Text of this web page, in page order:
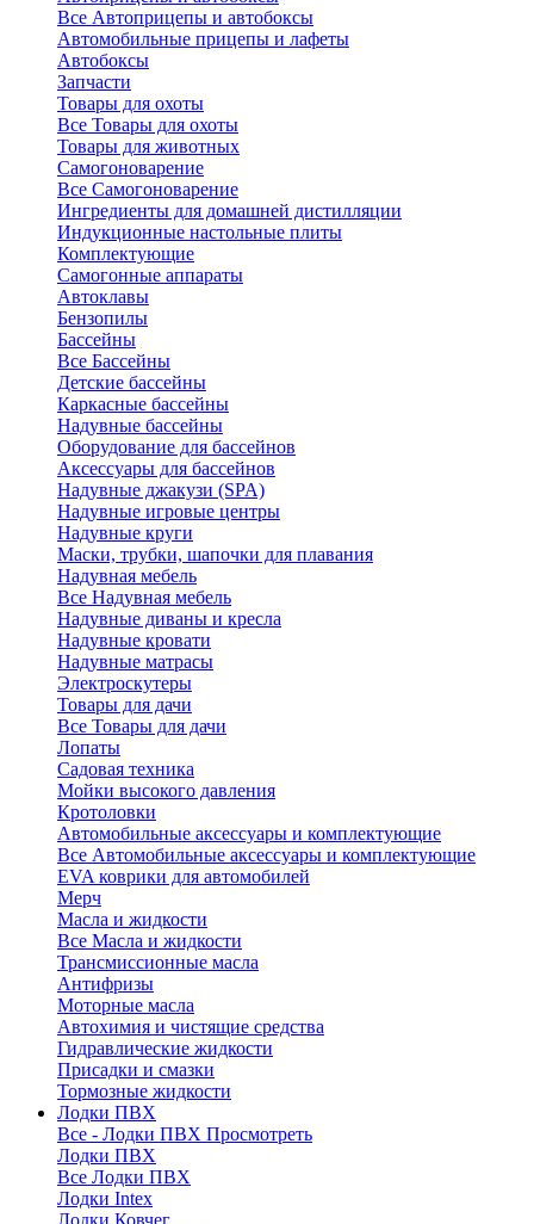
Все Автоприцепы и автобоксы
Автомобильные прицепы и лафеты
Автобоксы
Запчасти
Товары для охоты
Все Товары для охоты
Товары для животных
Самогоноварение
Все Самогоноварение
Ингредиенты для домашней дистилляции
Индукционные настольные плиты
Комплектующие
Самогонные аппараты
Автоклавы
Бензопилы
Бассейны
Все Бассейны
Детские бассейны
Каркасные бассейны
Надувные бассейны
Оборудование для бассейнов
Аксессуары для бассейнов
Надувные джакузи (SPA)
Надувные игровые центры
Надувные круги
Маски, трубки, шапочки для плавания
Надувная мебель
Все Надувная мебель
Надувные диваны и кресла
Надувные кровати
Надувные матрасы
Электроскутеры
Товары для дачи
Все Товары для дачи
Лопаты
Садовая техника
Мойки высокого давления
Кротоловки
Автомобильные аксессуары и комплектующие
Все Автомобильные аксессуары и комплектующие
EVA коврики для автомобилей
Мерч
Масла и жидкости
Все Масла и жидкости
Трансмиссионные масла
Антифризы
Моторные масла
Автохимия и чистящие средства
Гидравлические жидкости
Присадки и смазки
Тормозные жидкости
Лодки ПВХ
Все - Лодки ПВХ Просмотреть
Лодки ПВХ
Все Лодки ПВХ
Лодки Intex
Лодки Ковчег